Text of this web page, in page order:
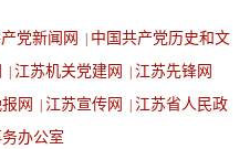
党新闻网
中国共产党历史和文
江苏机关党建网
江苏先锋网
网 江苏宣传网
江苏省人民政
办公室